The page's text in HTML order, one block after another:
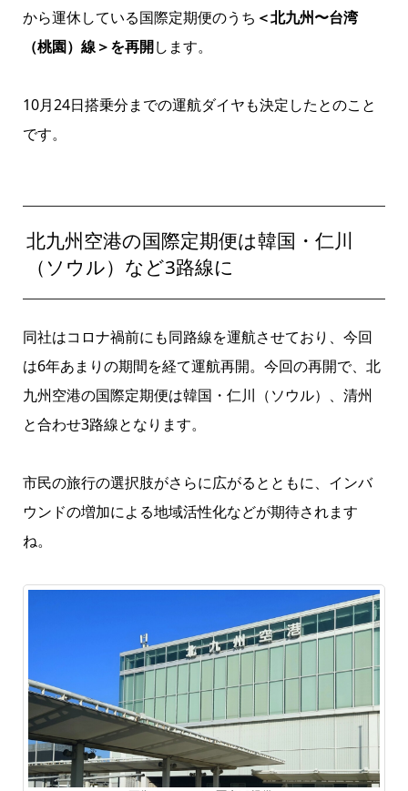
から運休している国際定期便のうち ＜北九州〜台湾
（桃園）線＞を再開します。
10月24日搭乗分までの運航ダイヤも決定したとのこと
です。
北九州空港の国際定期便は韓国・仁川
（ソウル）など3路線に
同社はコロナ禍前にも同路線を運航させており、今回
は6年あまりの期間を経て運航再開。今回の再開で、北
九州空港の国際定期便は韓国・仁川（ソウル）、清州
と合わせ3路線となります。
市民の旅行の選択肢がさらに広がるとともに、インバ
ウンドの増加による地域活性化などが期待されます
ね。